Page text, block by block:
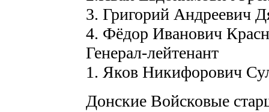
3. Григорий Андреевич
4. Фёдор Иванович
Генерал-лейтенант
1. Яков Никифорович
Донские Войсковые